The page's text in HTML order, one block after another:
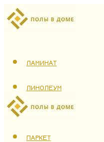
ЛАМИНАТ
ЛИНОЛЕУМ
ТЕПЛЫЙ ПОЛ
ПАРКЕТ